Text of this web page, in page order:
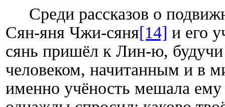
Среди рассказов о
Сян-яня Чжи-сяня[14] и его
сянь пришёл к Лин-ю,
человеком, начитанным и в
именно учёность мешала